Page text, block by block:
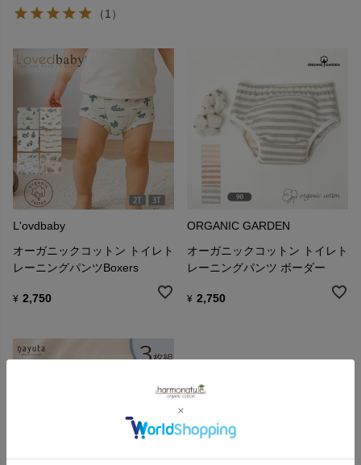
（1）
L'ovdbaby
オーガニックコットン トイレト
レーニングパンツBoxers
¥ 2,750
ORGANIC GARDEN
オーガニックコットン トイレト
レーニングパンツ ボーダー
¥ 2,750